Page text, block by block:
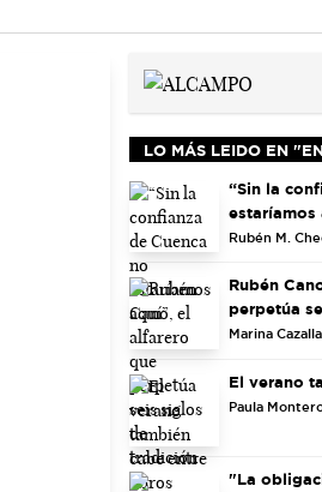
LO MÁS LEIDO EN
“Sin la
estaríamos
Rubén M.
Rubén
perpetúa
Marina
El verano
Paula
"La